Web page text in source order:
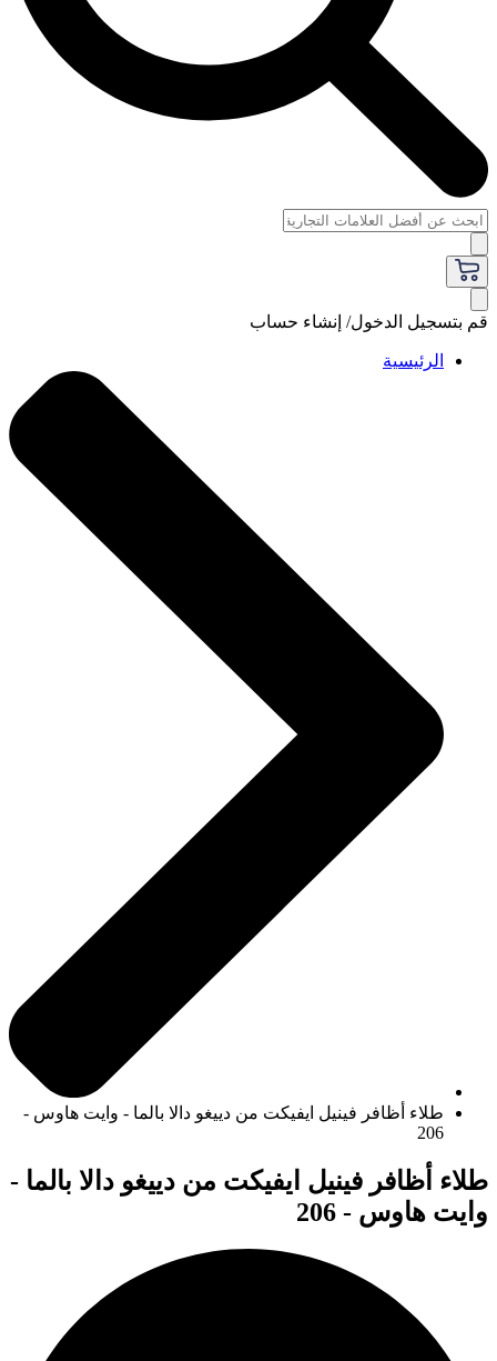
قم بتسجيل الدخول/ إنشاء حساب
الرئيسية
طلاء أظافر فينيل ايفيكت من دييغو دالا بالما - وايت هاوس -
206
طلاء أظافر فينيل ايفيكت من دييغو دالا بالما -
وايت هاوس - 206